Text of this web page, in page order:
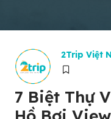
2Trip Việt
7 Biệt Thự